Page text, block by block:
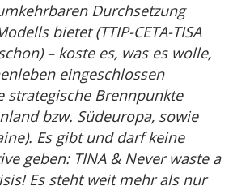
Durchsetzung
bietet (TTIP-CETA-TISA
– koste es, was es wolle,
eingeschlossen
strategische Brennpunkte
bzw. Südeuropa, sowie
Es gibt und darf keine
geben: TINA & Never waste a
Es steht weit mehr als nur